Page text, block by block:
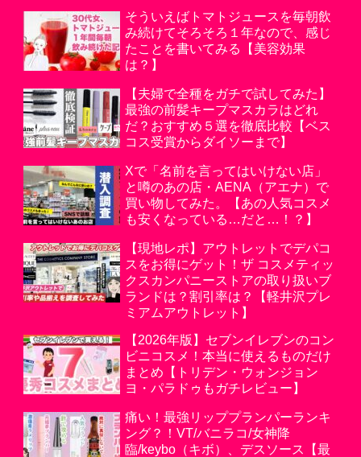
そういえばトマトジュースを毎朝飲
み続けてそろそろ１年なので、感じ
たことを書いてみる【美容効果
は？】
【夫婦で全種をガチで試してみた】
最強の前髪キープマスカラはどれ
だ？おすすめ５選を徹底比較【ベス
コス受賞からダイソーまで】
Xで「名前を言ってはいけない店」
と噂のあの店・AENA（アエナ）で
買い物してみた。【あの人気コスメ
も安くなっている…だと…！？】
【現地レポ】アウトレットでデパコ
スをお得にゲット！ザ コスメティッ
クスカンパニーストアの取り扱いブ
ランドは？割引率は？【軽井沢プレ
ミアムアウトレット】
【2026年版】セブンイレブンのコン
ビニコスメ！本当に使えるものだけ
まとめ【トリデン・ウォンジョン
ヨ・パラドゥもガチレビュー】
痛い！最強リッププランパーランキ
ング？！VT/バニラコ/女神降
臨/keybo（キボ）、デスソース【最